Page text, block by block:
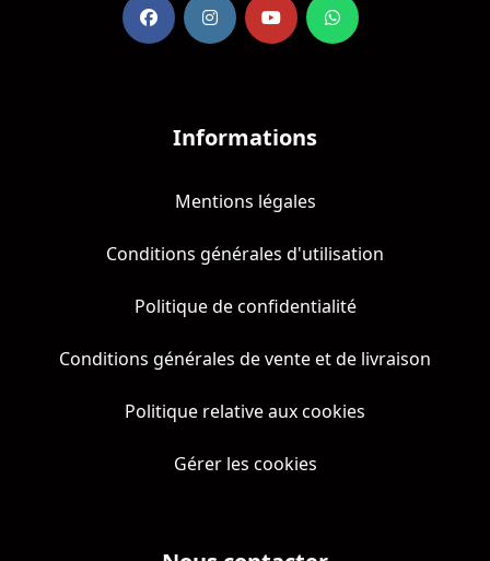
Informations
Mentions légales
Conditions générales d'utilisation
Politique de confidentialité
Conditions générales de vente et de livraison
Politique relative aux cookies
Gérer les cookies